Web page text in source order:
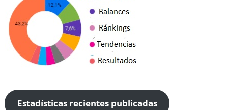
Estadísticas recientes publicadas